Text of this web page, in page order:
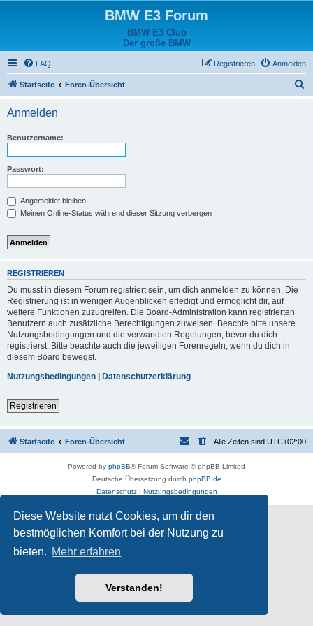
Diese Website nutzt Cookies, um dir den
bestmöglichen Komfort bei der Nutzung zu
bieten. Mehr erfahren
Verstanden!
BMW E3 Forum
BMW E3 Club
Der große BMW
FAQ Anmelden
Registrieren
Startseite Foren-Übersicht
Anmelden
Benutzername:
Passwort:
Angemeldet bleiben
Meinen Online-Status während dieser Sitzung verbergen
REGISTRIEREN
Du musst in diesem Forum registriert sein, um dich anmelden zu können. Die
Registrierung ist in wenigen Augenblicken erledigt und ermöglicht dir, auf
weitere Funktionen zuzugreifen. Die Board-Administration kann registrierten
Benutzern auch zusätzliche Berechtigungen zuweisen. Beachte bitte unsere
Nutzungsbedingungen und die verwandten Regelungen, bevor du dich
registrierst. Bitte beachte auch die jeweiligen Forenregeln, wenn du dich in
diesem Board bewegst.
Nutzungsbedingungen | Datenschutzerklärung
Registrieren
Startseite Foren-Übersicht Alle Zeiten sind UTC+02:00
Powered by phpBB® Forum Software © phpBB Limited
Deutsche Übersetzung durch phpBB.de
Datenschutz| Nutzungsbedingungen